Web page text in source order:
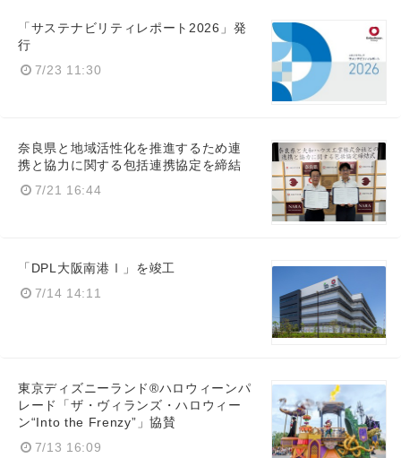
「サステナビリティレポート2026」発
行
7/23 11:30
奈良県と地域活性化を推進するため連
携と協力に関する包括連携協定を締結
7/21 16:44
「DPL大阪南港Ⅰ」を竣工
7/14 14:11
東京ディズニーランド®ハロウィーンパ
レード「ザ・ヴィランズ・ハロウィー
ン“Into the Frenzy”」協賛
7/13 16:09